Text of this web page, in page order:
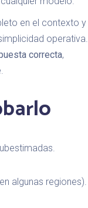
en el contexto y
operativa.
correcta,
algunas regiones).